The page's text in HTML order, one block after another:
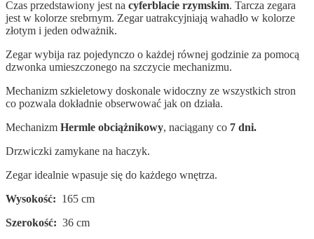
Czas przedstawiony jest na cyferblacie rzymskim. Tarcza zegara
jest w kolorze srebrnym. Zegar uatrakcyjniają wahadło w kolorze
złotym i jeden odważnik.
Zegar wybija raz pojedynczo o każdej równej godzinie za pomocą
dzwonka umieszczonego na szczycie mechanizmu.
Mechanizm szkieletowy doskonale widoczny ze wszystkich stron
co pozwala dokładnie obserwować jak on działa.
Mechanizm Hermle obciążnikowy, naciągany co 7 dni.
Drzwiczki zamykane na haczyk.
Zegar idealnie wpasuje się do każdego wnętrza.
Wysokość: 165 cm
Szerokość: 36 cm